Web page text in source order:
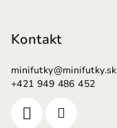
Kontakt
minifutky@minifutky.sk
+421 949 486 452